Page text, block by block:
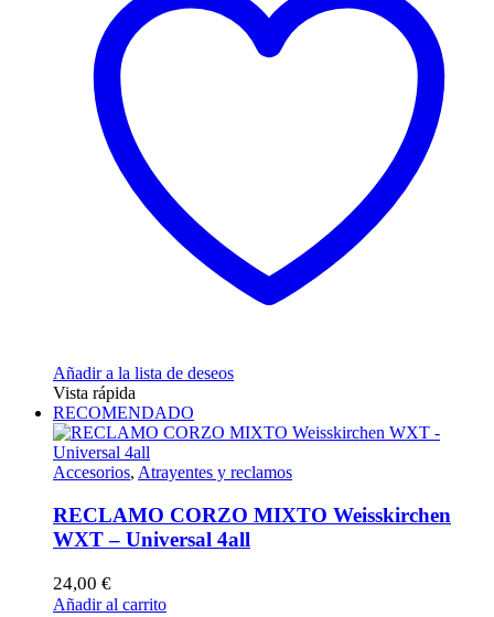
Añadir a la lista de deseos
Vista rápida
RECOMENDADO
Accesorios, Atrayentes y reclamos
RECLAMO CORZO MIXTO Weisskirchen
WXT – Universal 4all
24,00 €
Añadir al carrito